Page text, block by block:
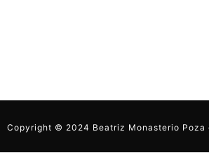
Copyright © 2024 Beatriz Monasterio Poza